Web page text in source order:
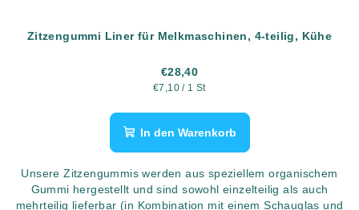
Zitzengummi Liner für Melkmaschinen, 4-teilig, Kühe
€28,40
Verkaufspreis:
€7,10 / 1 St
In den Warenkorb
Unsere Zitzengummis werden aus speziellem organischem
Gummi hergestellt und sind sowohl einzelteilig als auch
mehrteilig lieferbar (in Kombination mit einem Schauglas und